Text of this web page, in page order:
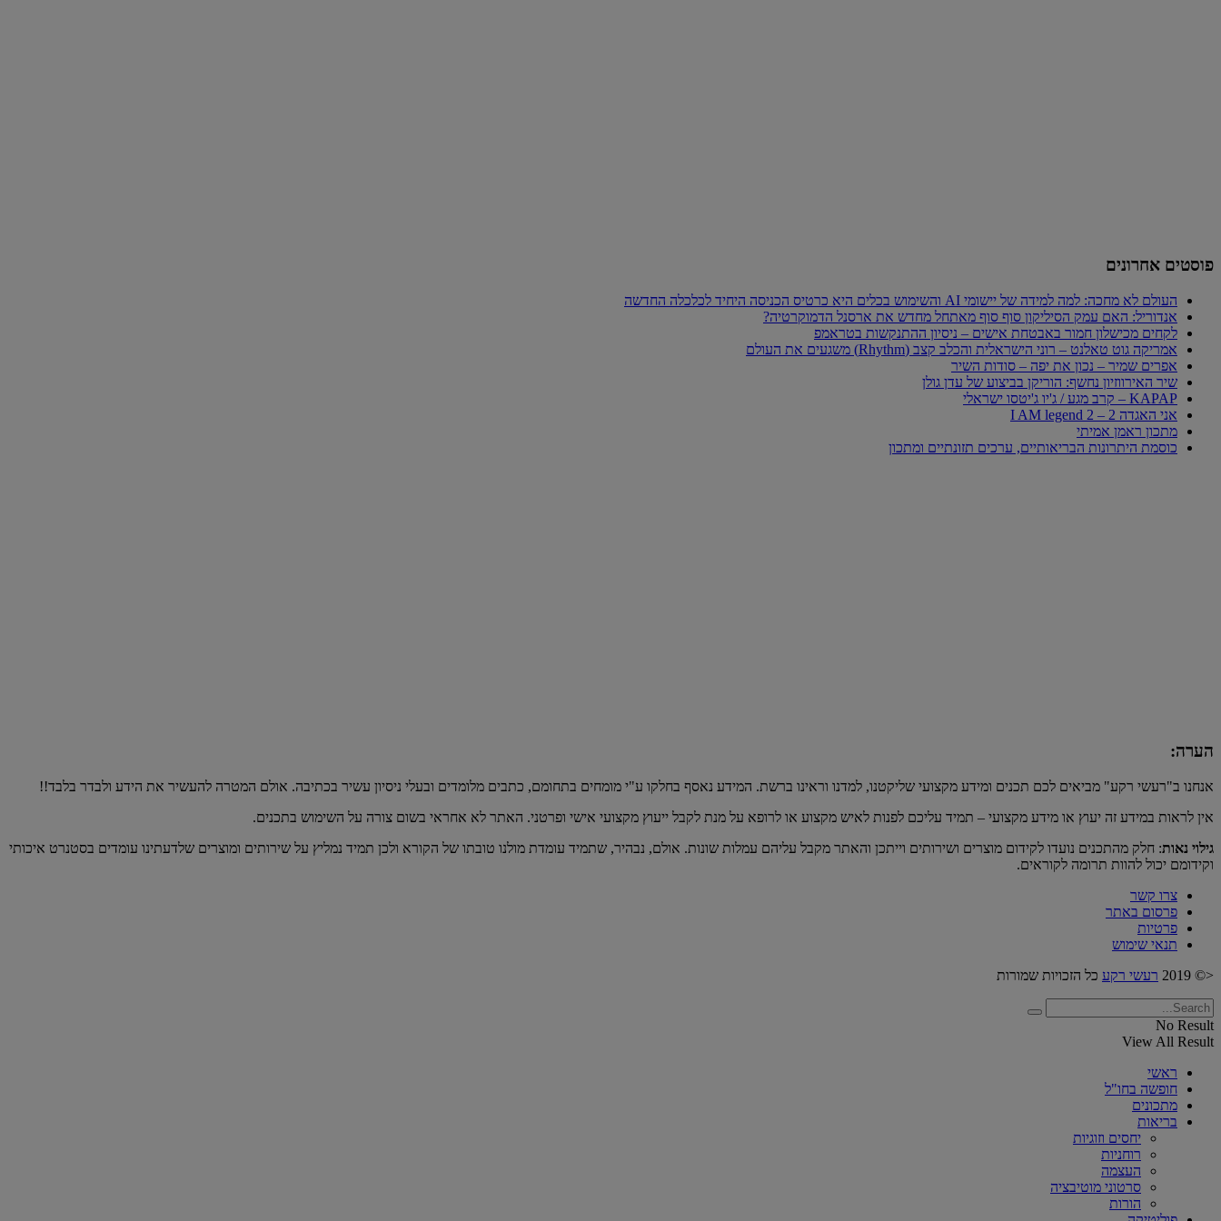
פוסטים אחרונים
העולם לא מחכה: למה למידה של יישומי AI והשימוש בכלים היא כרטיס הכניסה היחיד לכלכלה החדשה
אנדוריל: האם עמק הסיליקון סוף סוף מאתחל מחדש את ארסנל הדמוקרטיה?
לקחים מכישלון חמור באבטחת אישים – ניסיון ההתנקשות בטראמפ
אמריקה גוט טאלנט – רוני הישראלית והכלב קצב (Rhythm) משגעים את העולם
אפרים שמיר – נכון את יפה – סודות השיר
שיר האירווזיון נחשף: הוריקן בביצוע של עדן גולן
KAPAP – קרב מגע / ג'יו ג'יטסו ישראלי
אני האגדה 2 – I AM legend 2
מתכון ראמן אמיתי
כוסמת היתרונות הבריאותיים, ערכים תזונתיים ומתכון
הערה:
אנחנו ב"רעשי רקע" מביאים לכם תכנים ומידע מקצועי שליקטנו, למדנו וראינו ברשת. המידע נאסף בחלקו ע"י מומחים בתחומם, כתבים מלומדים ובעלי ניסיון עשיר בכתיבה. אולם המטרה להעשיר את הידע ולבדר בלבד!!
אין לראות במידע זה יעוץ או מידע מקצועי – תמיד עליכם לפנות לאיש מקצוע או לרופא על מנת לקבל ייעוץ מקצועי אישי ופרטני. האתר לא אחראי בשום צורה על השימוש בתכנים.
גילוי נאות: חלק מהתכנים נועדו לקידום מוצרים ושירותים וייתכן והאתר מקבל עליהם עמלות שונות. אולם, נבהיר, שתמיד עומדת מולנו טובתו של הקורא ולכן תמיד נמליץ על שירותים ומוצרים שלדעתינו עומדים בסטנרט איכותי
וקידומם יכול להוות תרומה לקוראים.
צרו קשר
פרסום באתר
פרטיות
תנאי שימוש
<© 2019
רעשי רקע כל הזכויות שמורות
No Result
View All Result
ראשי
חופשה בחו"ל
מתכונים
בריאות
יחסים וזוגיות
רוחניות
העצמה
סרטוני מוטיבציה
הורות